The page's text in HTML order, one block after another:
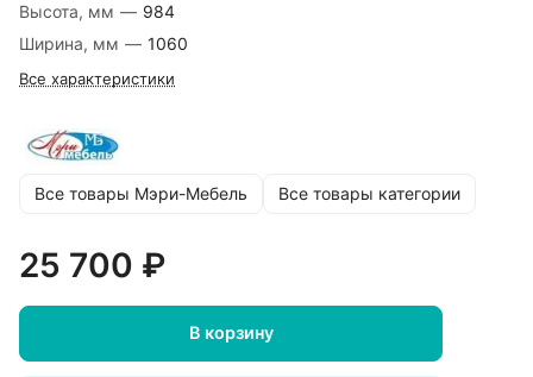
Высота, мм — 984
Ширина, мм — 1060
Все характеристики
Все товары Мэри-Мебель Все товары категории
25 700 ₽
В корзину